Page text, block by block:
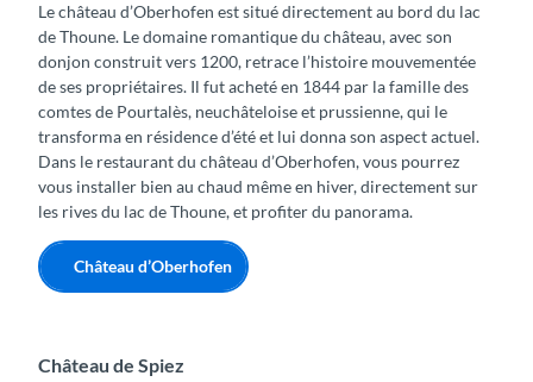
Le château d’Oberhofen est situé directement au bord du lac
de Thoune. Le domaine romantique du château, avec son
donjon construit vers 1200, retrace l’histoire mouvementée
de ses propriétaires. Il fut acheté en 1844 par la famille des
comtes de Pourtalès, neuchâteloise et prussienne, qui le
transforma en résidence d’été et lui donna son aspect actuel.
Dans le restaurant du château d’Oberhofen, vous pourrez
vous installer bien au chaud même en hiver, directement sur
les rives du lac de Thoune, et profiter du panorama.
Château d’Oberhofen
Château de Spiez